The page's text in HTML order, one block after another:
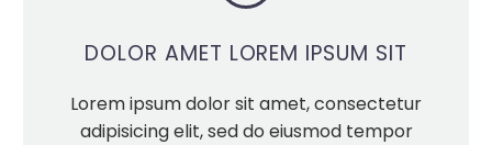
DOLOR AMET LOREM IPSUM SIT
Lorem ipsum dolor sit amet, consectetur
adipisicing elit, sed do eiusmod tempor